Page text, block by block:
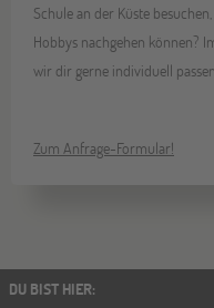
Schule an der Küste
Hobbys nachgehen können?
wir dir gerne individuell
Zum Anfrage-Formular!
DU BIST HIER: